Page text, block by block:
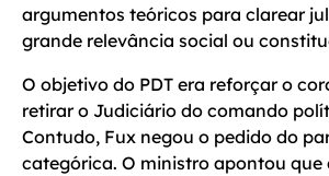
argumentos teóricos para clarear
grande relevância social ou
O objetivo do PDT era reforçar o
retirar o Judiciário do comando
Contudo, Fux negou o pedido do
categórica. O ministro apontou que